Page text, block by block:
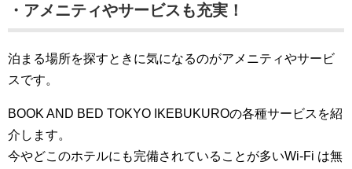
・アメニティやサービスも充実！
泊まる場所を探すときに気になるのがアメニティやサービ
スです。
BOOK AND BED TOKYO IKEBUKUROの各種サービスを紹
介します。
今やどこのホテルにも完備されていることが多いWi-Fi は無